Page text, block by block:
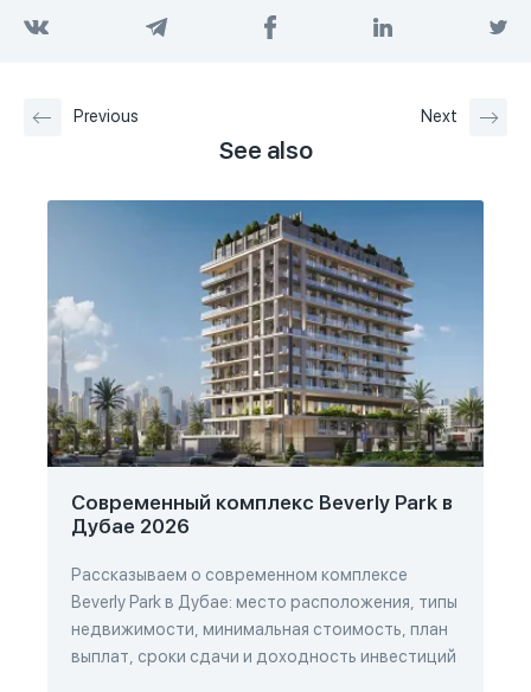
Previous Next
See also
Современный комплекс Beverly Park в
Дубае 2026
Рассказываем о современном комплексе
Beverly Park в Дубае: место расположения, типы
недвижимости, минимальная стоимость, план
выплат, сроки сдачи и доходность инвестиций